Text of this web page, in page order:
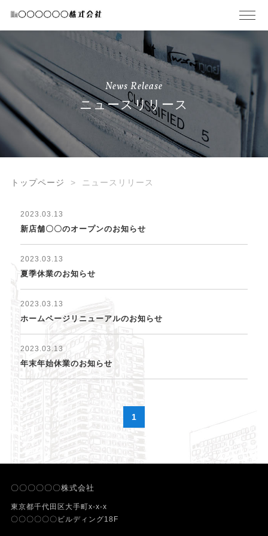
News Release
ニュースリリース
トップページ ニュースリリース
2023.03.13
新店舗〇〇のオープンのお知らせ
2023.03.13
夏季休業のお知らせ
2023.03.13
ホームページリニューアルのお知らせ
2023.03.13
年末年始休業のお知らせ
1
〇〇〇〇〇〇株式会社
東京都千代田区大手町x-x-x
〇〇〇〇〇〇ビルディング18F